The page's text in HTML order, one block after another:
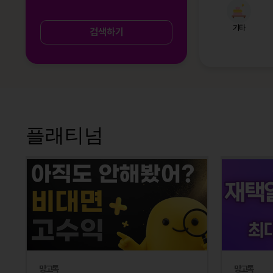
검색하기 기타
플래티넘
망고톡 망고톡